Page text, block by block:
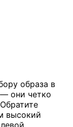
образа в
они четко
высокий